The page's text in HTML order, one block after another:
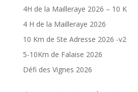
4H de la Mailleraye 2026 – 10 K
4 H de la Mailleraye 2026
10 Km de Ste Adresse 2026 -v2
5-10Km de Falaise 2026
Défi des Vignes 2026